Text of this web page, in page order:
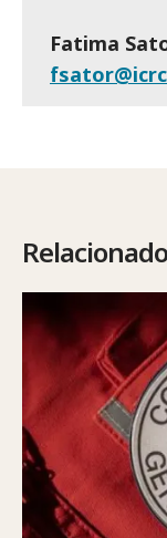
Fatima